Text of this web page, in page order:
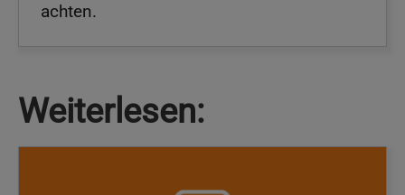
achten.
Weiterlesen: